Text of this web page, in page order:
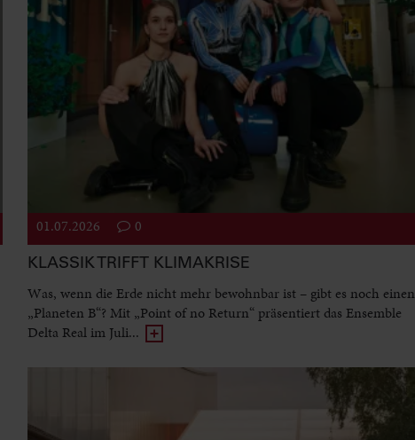
01.07.2026 0
KLASSIK TRIFFT KLIMAKRISE
Was, wenn die Erde nicht mehr bewohnbar ist – gibt es noch einen
„Planeten B“? Mit „Point of no Return“ präsentiert das Ensemble
Delta Real im Juli...